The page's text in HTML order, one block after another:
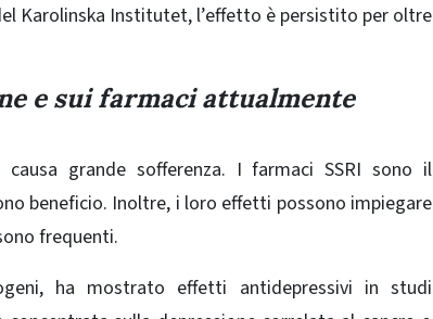
Karolinska Institutet, l’effetto è persistito per oltre
e sui farmaci attualmente
grande sofferenza. I farmaci SSRI sono il
beneficio. Inoltre, i loro effetti possono impiegare
frequenti.
ha mostrato effetti antidepressivi in ​​studi